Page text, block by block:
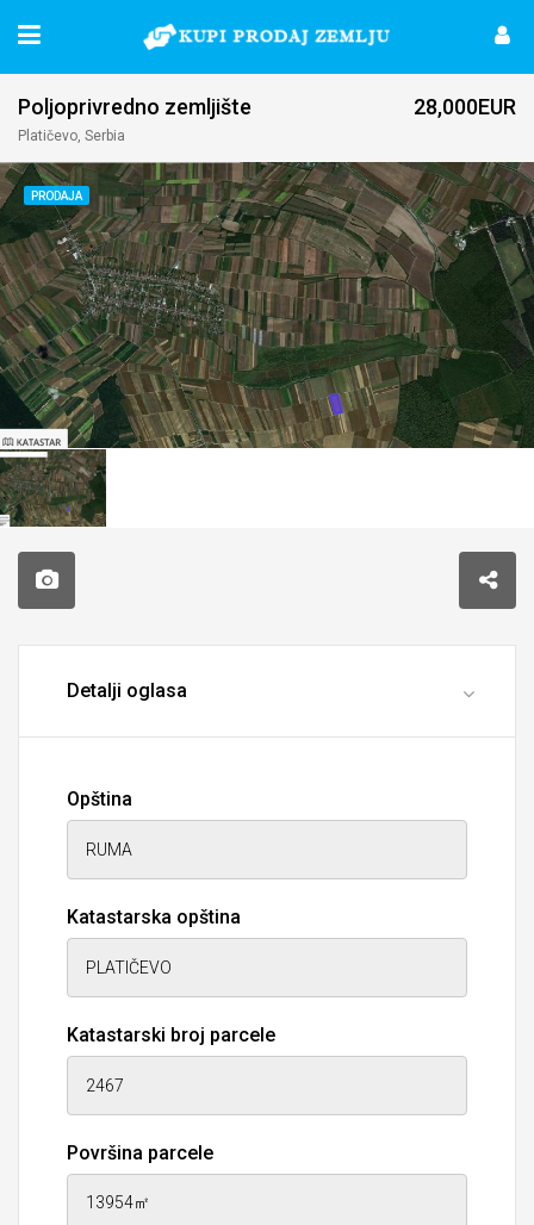
Poljoprivredno zemljište
Platičevo, Serbia
28,000EUR
PRODAJA
Detalji oglasa
Opština
Katastarska opština
Katastarski broj parcele
Površina parcele